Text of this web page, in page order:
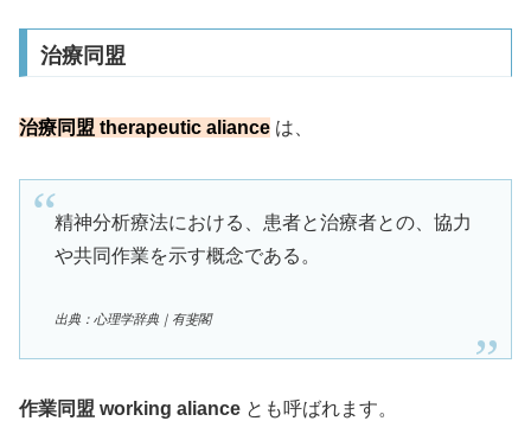
治療同盟
治療同盟 therapeutic aliance は、
精神分析療法における、患者と治療者との、協力
や共同作業を示す概念である。
出典：心理学辞典｜有斐閣
作業同盟 working aliance とも呼ばれます。